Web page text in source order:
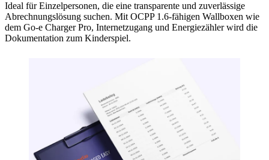
Ideal für Einzelpersonen, die eine transparente und zuverlässige
Abrechnungslösung suchen. Mit OCPP 1.6-fähigen Wallboxen wie
dem Go-e Charger Pro, Internetzugang und Energiezähler wird die
Dokumentation zum Kinderspiel.